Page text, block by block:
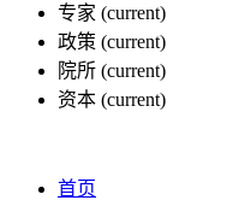
专家 (current)
政策 (current)
院所 (current)
资本 (current)
首页